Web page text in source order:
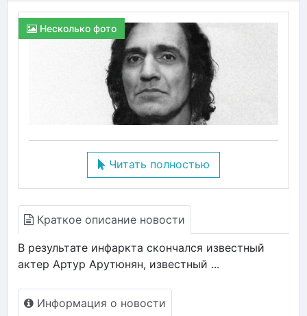
Несколько фото
Читать полностью
Краткое описание новости
В результате инфаркта скончался известный
актер Артур Арутюнян, известный ...
Информация о новости